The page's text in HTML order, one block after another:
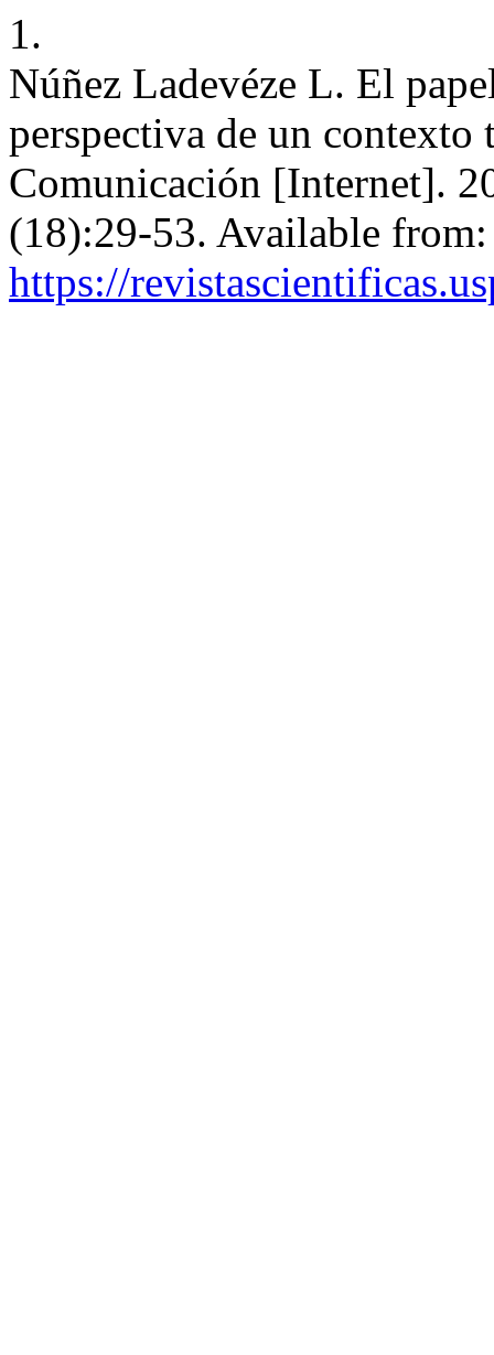
1.
Núñez Ladevéze L. El
perspectiva de un contexto
Comunicación [Internet].
(18):29-53. Available from:
https://